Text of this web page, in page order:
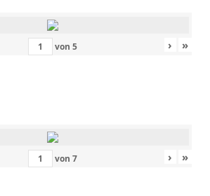
von 5 › »
von 7 › »